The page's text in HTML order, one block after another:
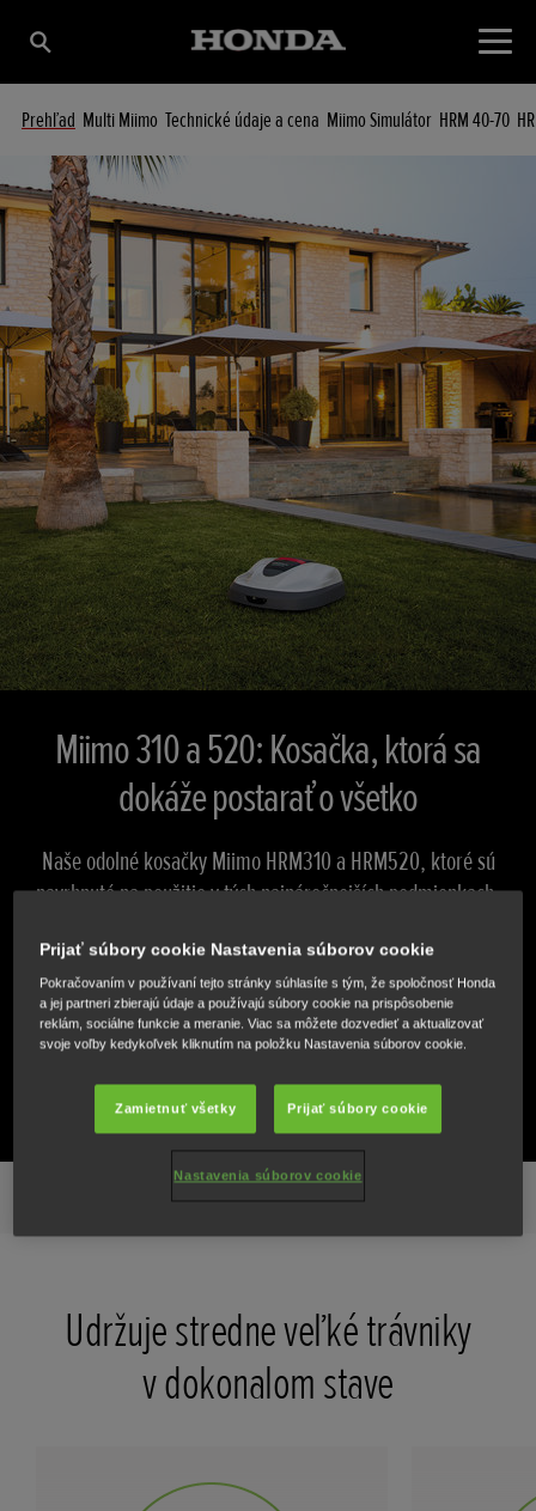
Prehľad Multi Miimo Technické údaje a cena Miimo Simulátor HRM 40-70
Miimo 310 a 520: Kosačka, ktorá sa
dokáže postarať o všetko
Naše odolné kosačky Miimo HRM310 a HRM520, ktoré sú
navrhnuté na použitie v tých najnáročnejších podmienkach,
nerovnosťami. Dokážu jednoducho pokosiť vysokú trávu a
plochy až do 3 000 m².
Všetky funkcie
Udržuje stredne veľké trávniky
v dokonalom stave
Prijať súbory cookie Nastavenia súborov cookie
Pokračovaním v používaní tejto stránky súhlasíte s tým, že spoločnosť Honda
a jej partneri zbierajú údaje a používajú súbory cookie na prispôsobenie
reklám, sociálne funkcie a meranie. Viac sa môžete dozvedieť a aktualizovať
svoje voľby kedykoľvek kliknutím na položku Nastavenia súborov cookie.
Zamietnuť všetky Prijať súbory cookie
Nastavenia súborov cookie